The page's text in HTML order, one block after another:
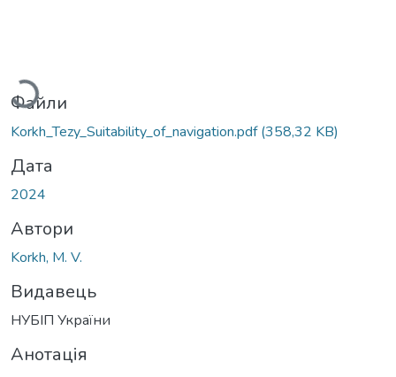
Файли
Korkh_Tezy_Suitability_of_navigation.pdf(358,32 KB)
Дата
2024
Автори
Korkh, M. V.
Видавець
НУБІП України
Анотація